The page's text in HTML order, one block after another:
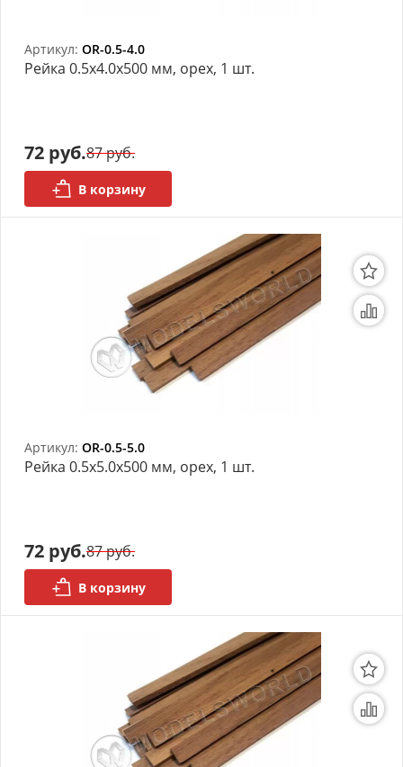
Артикул: OR-0.5-4.0
Рейка 0.5х4.0x500 мм, орех, 1 шт.
72 руб.87 руб.
В корзину
Артикул: OR-0.5-5.0
Рейка 0.5х5.0x500 мм, орех, 1 шт.
72 руб.87 руб.
В корзину